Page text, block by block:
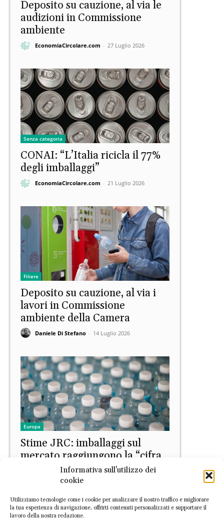
Informativa sull'utilizzo dei
cookie
Utilizziamo tecnologie come i cookie per analizzare il nostro traffico e migliorare
la tua esperienza di navigazione, offrirti contenuti personalizzati e supportare il
lavoro della nostra redazione.
Deposito su cauzione, al via le
audizioni in Commissione
ambiente
EconomiaCircolare.com - 27 Luglio 2026
Senza categoria
CONAI: “L’Italia ricicla il 77%
degli imballaggi”
EconomiaCircolare.com - 21 Luglio 2026
Filiere
Deposito su cauzione, al via i
lavori in Commissione
ambiente della Camera
Daniele Di Stefano - 14 Luglio 2026
Europa
Stime JRC: imballaggi sul
mercato raggiungono la “cifra
impressionante di 98 kg pro
Daniele Di Stefano 8 Luglio 2026